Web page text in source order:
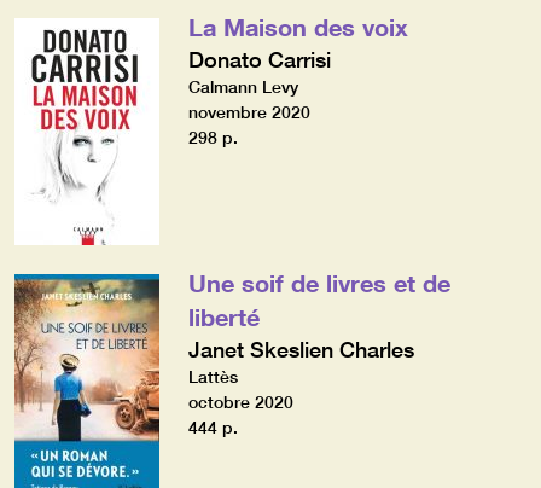
La Maison des voix
Donato Carrisi
Calmann Levy
novembre 2020
298 p.
Une soif de livres et de
liberté
Janet Skeslien Charles
Lattès
octobre 2020
444 p.